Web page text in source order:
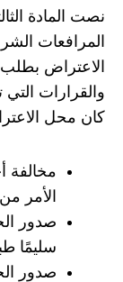
نصت المادة
المرافعات
الاعتراض بطلب
والقرارات
كان محل
مخالفة
الأمر
صدور
سليمًا
صدور